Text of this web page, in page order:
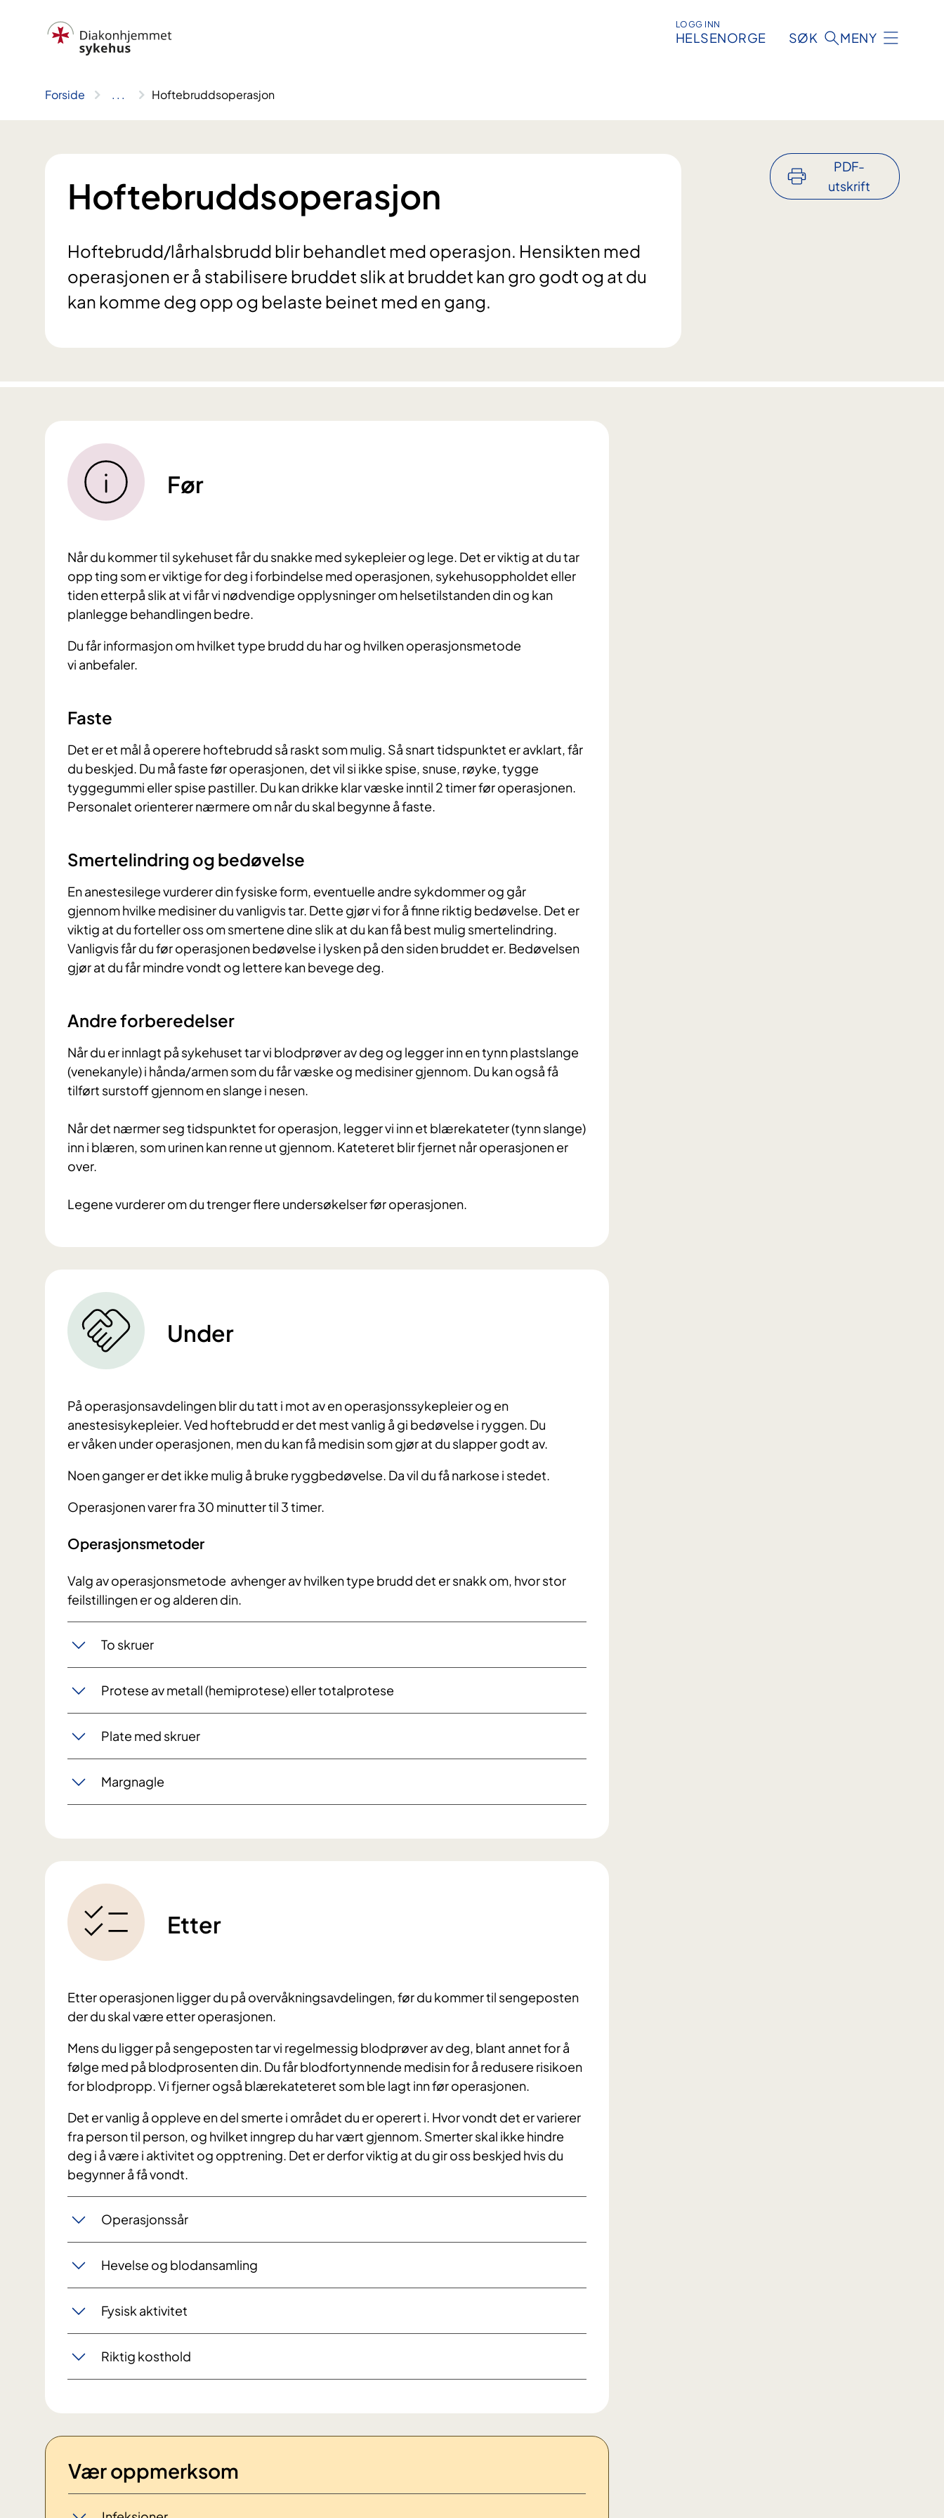
LOGG INN
HELSENORGE SØK MENY
Forside .. . Hoftebruddsoperasjon
Hoftebruddsoperasjon
Hoftebrudd/lårhalsbrudd blir behandlet med operasjon. Hensikten med
operasjonen er å stabilisere bruddet slik at bruddet kan gro godt og at du
kan komme deg opp og belaste beinet med en gang.
PDF-
utskrift
Før
Når du kommer til sykehuset får du snakke med sykepleier og lege. Det er viktig at du tar
opp ting som er viktige for deg i forbindelse med operasjonen, sykehusoppholdet eller
tiden etterpå slik at vi får vi nødvendige opplysninger om helsetilstanden din og kan
planlegge behandlingen bedre.
Du får informasjon om hvilket type brudd du har og hvilken operasjonsmetode
vi anbefaler.
Faste
Det er et mål å operere hoftebrudd så raskt som mulig. Så snart tidspunktet er avklart, får
du beskjed. Du må faste før operasjonen, det vil si ikke spise, snuse, røyke, tygge
tyggegummi eller spise pastiller. Du kan drikke klar væske inntil 2 timer før operasjonen.
Personalet orienterer nærmere om når du skal begynne å faste.
Smertelindring og bedøvelse
En anestesilege vurderer din fysiske form, eventuelle andre sykdommer og går
gjennom hvilke medisiner du vanligvis tar. Dette gjør vi for å finne riktig bedøvelse. Det er
viktig at du forteller oss om smertene dine slik at du kan få best mulig smertelindring.
Vanligvis får du før operasjonen bedøvelse i lysken på den siden bruddet er. Bedøvelsen
gjør at du får mindre vondt og lettere kan bevege deg.
Andre forberedelser
Når du er innlagt på sykehuset tar vi blodprøver av deg og legger inn en tynn plastslange
(venekanyle) i hånda/armen som du får væske og medisiner gjennom. Du kan også få
tilført surstoff gjennom en slange i nesen.
Når det nærmer seg tidspunktet for operasjon, legger vi inn et blærekateter (tynn slange)
inn i blæren, som urinen kan renne ut gjennom. Kateteret blir fjernet når operasjonen er
over.
Legene vurderer om du trenger flere undersøkelser før operasjonen.
Under
På operasjonsavdelingen blir du tatt i mot av en operasjonssykepleier og en
anestesisykepleier. Ved hoftebrudd er det mest vanlig å gi bedøvelse i ryggen. Du
er våken under operasjonen, men du kan få medisin som gjør at du slapper godt av.
Noen ganger er det ikke mulig å bruke ryggbedøvelse. Da vil du få narkose i stedet.
Operasjonen varer fra 30 minutter til 3 timer.
Operasjonsmetoder
Valg av operasjonsmetode avhenger av hvilken type brudd det er snakk om, hvor stor
feilstillingen er og alderen din.
To skruer
Protese av metall (hemiprotese) eller totalprotese
Plate med skruer
Margnagle
Etter
Etter operasjonen ligger du på overvåkningsavdelingen, før du kommer til sengeposten
der du skal være etter operasjonen.
Mens du ligger på sengeposten tar vi regelmessig blodprøver av deg, blant annet for å
følge med på blodprosenten din. Du får blodfortynnende medisin for å redusere risikoen
for blodpropp. Vi fjerner også blærekateteret som ble lagt inn før operasjonen.
Det er vanlig å oppleve en del smerte i området du er operert i. Hvor vondt det er varierer
fra person til person, og hvilket inngrep du har vært gjennom. Smerter skal ikke hindre
deg i å være i aktivitet og opptrening. Det er derfor viktig at du gir oss beskjed hvis du
begynner å få vondt.
Operasjonssår
Hevelse og blodansamling
Fysisk aktivitet
Riktig kosthold
Vær oppmerksom